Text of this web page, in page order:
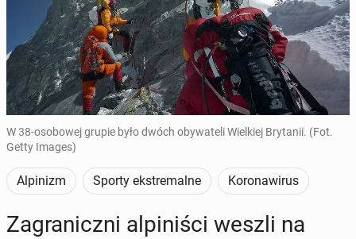
W 38-osobowej grupie było dwóch obywateli Wielkiej Brytanii. (Fot.
Getty Images)
Alpinizm Sporty ekstremalne Koronawirus
Za­gra­nicz­ni al­pi­ni­ści weszli na